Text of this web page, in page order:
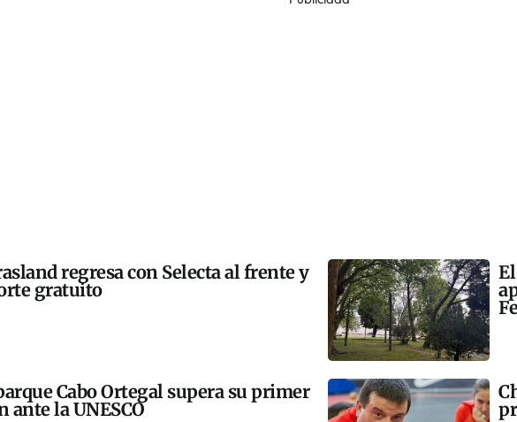
regresa con Selecta al frente y
gratuito
Cabo Ortegal supera su primer
ante la UNESCO